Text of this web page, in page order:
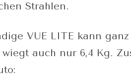
Strahlen.
VUE LITE kann
auch nur 6,4 Kg.